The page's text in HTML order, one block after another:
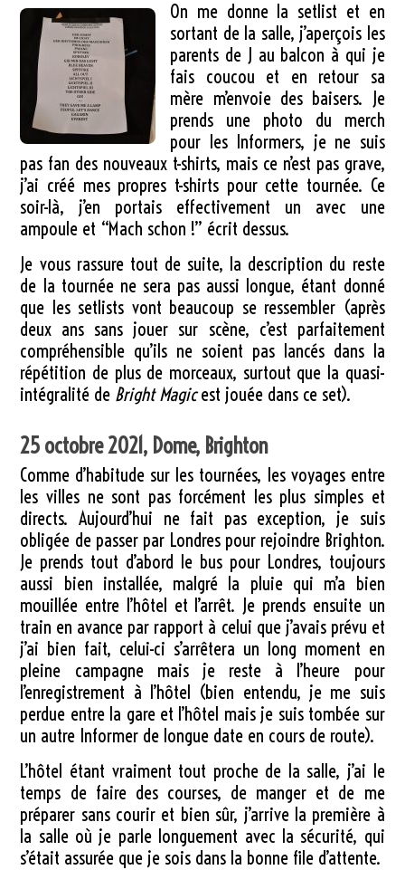
On me donne la setlist et en
sortant de la salle, j’aperçois les
parents de J au balcon à qui je
fais coucou et en retour sa
mère m’envoie des baisers. Je
prends une photo du merch
pour les Informers, je ne suis
pas fan des nouveaux t-shirts, mais ce n’est pas grave,
j’ai créé mes propres t-shirts pour cette tournée. Ce
soir-là, j’en portais effectivement un avec une
ampoule et “Mach schon !” écrit dessus.
Je vous rassure tout de suite, la description du reste
de la tournée ne sera pas aussi longue, étant donné
que les setlists vont beaucoup se ressembler (après
deux ans sans jouer sur scène, c’est parfaitement
compréhensible qu’ils ne soient pas lancés dans la
répétition de plus de morceaux, surtout que la quasi-
intégralité de Bright Magicest jouée dans ce set).
25 octobre 2021, Dome, Brighton
Comme d’habitude sur les tournées, les voyages entre
les villes ne sont pas forcément les plus simples et
directs. Aujourd’hui ne fait pas exception, je suis
obligée de passer par Londres pour rejoindre Brighton.
Je prends tout d’abord le bus pour Londres, toujours
aussi bien installée, malgré la pluie qui m’a bien
mouillée entre l’hôtel et l’arrêt. Je prends ensuite un
train en avance par rapport à celui que j’avais prévu et
j’ai bien fait, celui-ci s’arrêtera un long moment en
pleine campagne mais je reste à l’heure pour
l’enregistrement à l’hôtel (bien entendu, je me suis
perdue entre la gare et l’hôtel mais je suis tombée sur
un autre Informer de longue date en cours de route).
L’hôtel étant vraiment tout proche de la salle, j’ai le
temps de faire des courses, de manger et de me
préparer sans courir et bien sûr, j’arrive la première à
la salle où je parle longuement avec la sécurité, qui
s’était assurée que je sois dans la bonne file d’attente.